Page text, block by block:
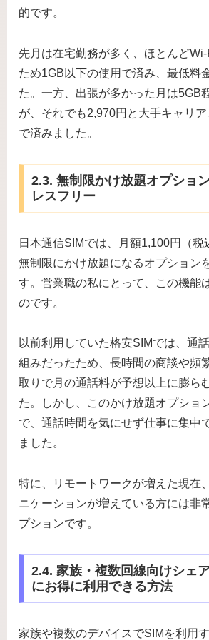
的です。
先月は在宅勤務が多く、ほとんど
ため1GB以下の使用で済み、最低料
た。一方、出張が多かった月は5GB
が、それでも2,970円と大手キャリ
で済みました。
2.3. 無制限かけ放題オプショ
レスフリー
日本通信SIMでは、月額1,100円（税
無制限にかけ放題になるオプション
す。営業職の私にとって、この機能
のです。
以前利用していた格安SIMでは、通
組みだったため、長時間の商談や頻
取りで月の通話料が予想以上に膨ら
た。しかし、このかけ放題オプショ
で、通話時間を気にせず仕事に集中
ました。
特に、リモートワークが増えた現在
ニケーションが増えている方には非
プションです。
2.4. 家族・複数回線向けシェ
にお得に利用できる方法
家族や複数のデバイスでSIMを利用